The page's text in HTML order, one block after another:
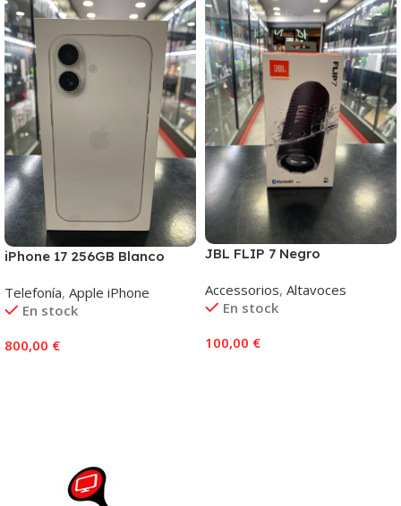
iPhone 17 256GB Blanco
Telefonía, Apple iPhone
En stock
800,00 €
JBL FLIP 7 Negro
Accessorios, Altavoces
En stock
100,00 €